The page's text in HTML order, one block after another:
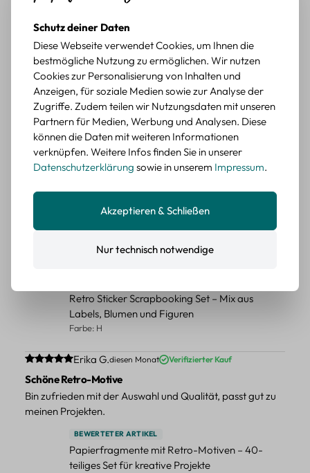
Retro Briefmarken Sticker Set – 45 Papier-
Sticker mit Wald- und Tiermotiven
Durchschnittliche Bewertung von 5 von 5 Sternen
Erika G. diesen Monat Verifizierter Kauf
Schöne Motive
Die Sticker passen gut zu meinen Büchern, würde sie
wieder kaufen.
Retro Blumen Sticker Set – 45 Stück mit 15
verschiedene Motive
Durchschnittliche Bewertung von 5 von 5 Sternen
Erika G.diesen Monat Verifizierter Kauf
Tolle Sticker
Schöne Deko-Teile für meine Bücher, es passt zu meinem
Retro Sticker Scrapbooking Set – Mix aus
Labels, Blumen und Figuren
Farbe: H
Durchschnittliche Bewertung von 5 von 5 Sternen
Erika G.diesen Monat Verifizierter Kauf
Schöne Retro-Motive
Bin zufrieden mit der Auswahl und Qualität, passt gut zu
meinen Projekten.
BEWERTETER ARTIKEL
Papierfragmente mit Retro-Motiven – 40-
teiliges Set für kreative Projekte
Schutz deiner Daten
Diese Webseite verwendet Cookies, um Ihnen die
bestmögliche Nutzung zu ermöglichen. Wir nutzen
Cookies zur Personalisierung von Inhalten und
Anzeigen, für soziale Medien sowie zur Analyse der
Zugriffe. Zudem teilen wir Nutzungsdaten mit unseren
Partnern für Medien, Werbung und Analysen. Diese
können die Daten mit weiteren Informationen
verknüpfen. Weitere Infos finden Sie in unserer
Datenschutzerklärung sowie in unserem Impressum.
Nur technisch notwendige
Akzeptieren & Schließen